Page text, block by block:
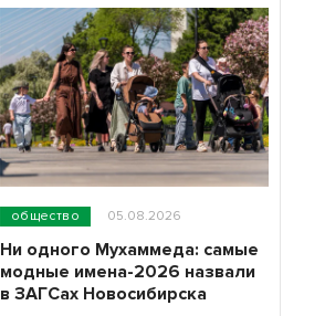
общество 05.08.2026
Ни одного Мухаммеда: самые
модные имена-2026 назвали
в ЗАГСах Новосибирска